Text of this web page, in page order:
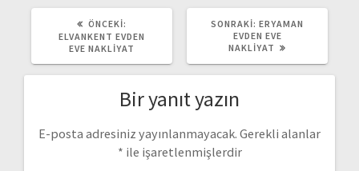
ÖNCEKI:
YAZI:
ELVANKENT EVDEN
EVE NAKLIYAT
SONRAKI: SONRAKI
YAZI:
ERYAMAN
EVDEN EVE
NAKLIYAT
Bir yanıt yazın
E-posta adresiniz yayınlanmayacak. Gerekli alanlar
* ile işaretlenmişlerdir